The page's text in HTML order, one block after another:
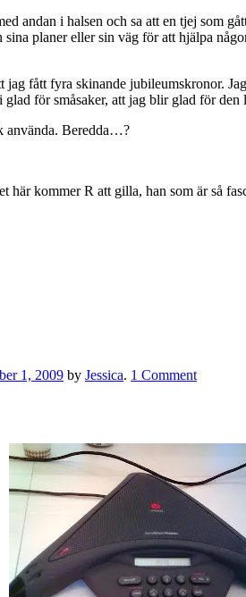
andan i halsen och sa att en tjej som
planer eller sin väg för att hjälpa
fått fyra skinande jubileumskronor.
för småsaker, att jag blir glad för
använda. Beredda…?
kommer R att gilla, han som är så
1, 2009 by Jessica. 1 Comment